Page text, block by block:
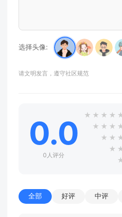
选择头像:
请文明发言，遵守社区规范
0.0
0人评分
★ ★ ★ ★
★ ★ ★
★ ★
★
全部 好评 中评